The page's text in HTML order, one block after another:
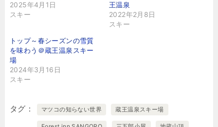
2025年4月1日
スキー
王温泉
2022年2月8日
スキー
トップ～春シーズンの雪質
を味わう＠蔵王温泉スキー
場
2024年3月16日
スキー
タグ マツコの知らない世界 蔵王温泉スキー場